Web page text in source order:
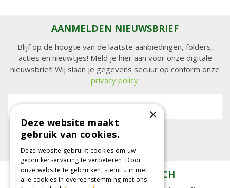
AANMELDEN NIEUWSBRIEF
Blijf op de hoogte van de laatste aanbiedingen, folders,
acties en nieuwtjes! Meld je hier aan voor onze digitale
nieuwsbrief! Wij slaan je gegevens secuur op conform onze
privacy policy.
E-mailadres:
TUINCENTRUM KOLBACH
×
Deze website maakt
gebruik van cookies.
Deze website gebruikt cookies om uw
gebruikerservaring te verbeteren. Door
onze website te gebruiken, stemt u in met
alle cookies in overeenstemming met ons